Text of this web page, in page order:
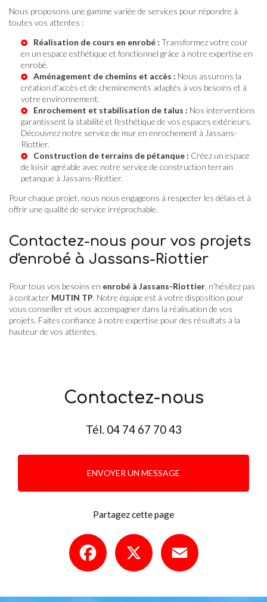
Nous proposons une gamme variée de services pour répondre à
toutes vos attentes :
Réalisation de cours en enrobé : Transformez votre cour
en un espace esthétique et fonctionnel grâce à notre expertise en
enrobé.
Aménagement de chemins et accès : Nous assurons la
création d'accès et de cheminements adaptés à vos besoins et à
votre environnement.
Enrochement et stabilisation de talus : Nos interventions
garantissent la stabilité et l'esthétique de vos espaces extérieurs.
Découvrez notre service de mur en enrochement à Jassans-
Riottier.
Construction de terrains de pétanque : Créez un espace
de loisir agréable avec notre service de construction terrain
petanque à Jassans-Riottier.
Pour chaque projet, nous nous engageons à respecter les délais et à
offrir une qualité de service irréprochable.
Contactez-nous pour vos projets
d'enrobé à Jassans-Riottier
Pour tous vos besoins en enrobé à Jassans-Riottier , n'hésitez pas
à contacter MUTIN TP. Notre équipe est à votre disposition pour
vous conseiller et vous accompagner dans la réalisation de vos
projets. Faites confiance à notre expertise pour des résultats à la
hauteur de vos attentes.
Contactez-nous
Tél. 04 74 67 70 43
ENVOYER UN MESSAGE
Partagez cette page
Facebook